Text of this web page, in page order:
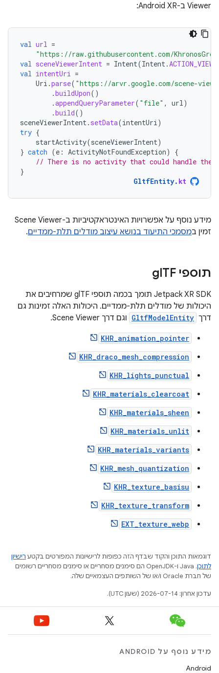
Viewer ב-Android XR:
val url =
"https://raw.githubusercontent.com/
val sceneViewerIntent = Intent(Intent . ACTION_VIEW
val intentUri =
Uri .parse( "https://arvr.google.com/scene-
.buildUpon()
.appendQueryParameter( "file" , url )
.build()
sceneViewerIntent . setData(intentUri )
try {
startActivity(sceneViewerIntent)
} catch (e : ActivityNotFoundException)
{
// There is no activity that could handle the
}
GltfEntity. kt
מידע נוסף על אפשרויות האינטראקטיביות ב-Scene Viewer
זמין במסמכי התיעוד בנושא עיצוב מודלים תלת-ממדיים.
תוספי gl TF
‫Jetpack XR SDK תומך בכמה תוספי glTF שמרחיבים את
היכולות של מודלים תלת-ממדיים. היכולות האלה זמינות גם
דרך GltfModelEntity וגם דרך Scene Viewer.
KHR_animation_pointer
KHR_draco_mesh_compression
KHR_lights_punctual
KHR_materials_clearcoat
KHR_materials_sheen
KHR_materials_unlit
KHR_materials_variants
KHR_mesh_quantization
KHR_texture_basisu
KHR_texture_transform
EXT_texture_webp
דוגמאות התוכן והקוד שבדף הזה כפופות לרישיונות המפורטים בקטע רישיון
לתוכן
.‏ Java ו-OpenJDK הם סימנים מסחריים או סימנים מסחריים רשומים
של חברת Oracle ו/או של השותפים העצמאיים שלה.
עדכון אחרון: 2026-07-14 (שעון UTC).
מידע נוסף על ANDROID
Android